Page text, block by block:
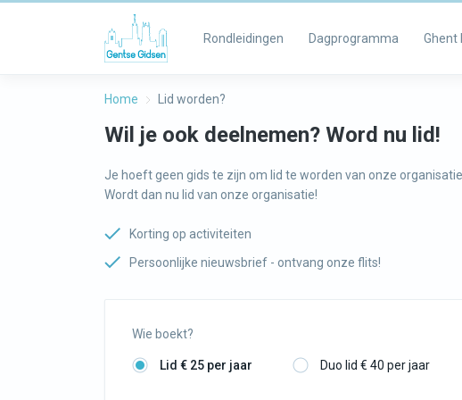
Rondleidingen Dagprogramma Ghent
Home Lid worden?
Wil je ook deelnemen? Word nu lid!
Je hoeft geen gids te zijn om lid te worden van onze
Wordt dan nu lid van onze organisatie!
Korting op activiteiten
Persoonlijke nieuwsbrief - ontvang onze flits!
Wie boekt?
Lid € 25 per jaar Duo lid € 40 per jaar